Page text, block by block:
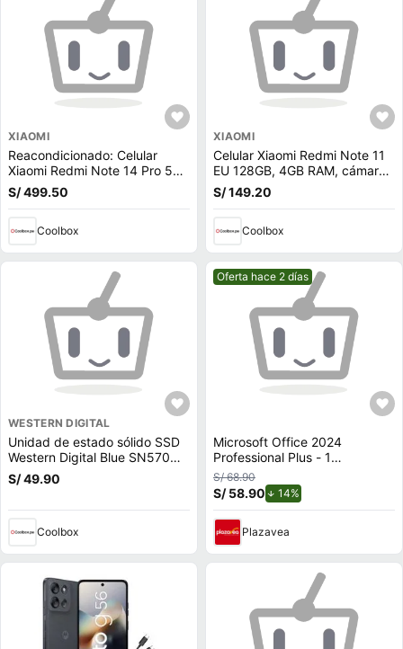
XIAOMI
Reacondicionado: Celular
Xiaomi Redmi Note 14 Pro 5G
256GB, 8GB RAM, cámara
trasera 200MP y frontal 16MP,
6 Play
S/ 499.50
Coolbox
XIAOMI
Celular Xiaomi Redmi Note 11
EU 128GB, 4GB RAM, cámara
trasera 50MP y frontal 13MP,
6.43"", azul (reempacado)
S/ 149.20
Coolbox
WESTERN DIGITAL
Unidad de estado sólido SSD
Western Digital Blue SN570
500GB, M.2, NVMe, PCIe 3.0
S/ 49.90
Coolbox
Mejor precio.
Oferta hace 2 días
Microsoft Office 2024
Professional Plus - 1
Dispositivo
S/ 68.90
S/ 58.90 14%
Plazavea